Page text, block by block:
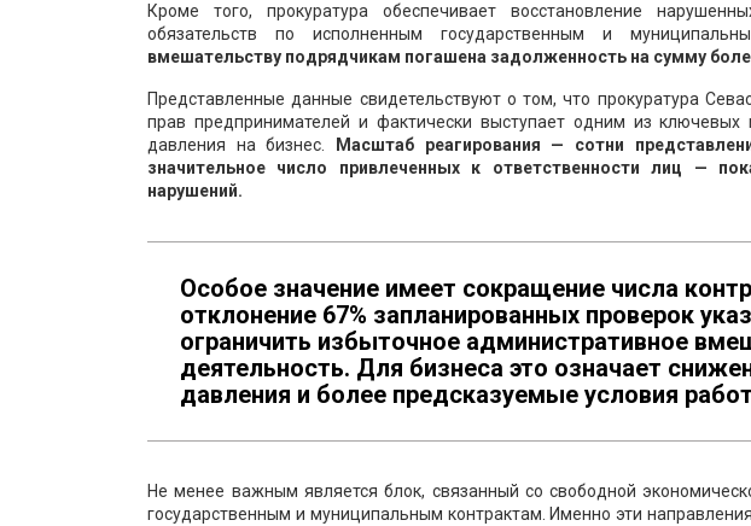
Кроме того, прокуратура обеспечивает восстановление
обязательств по исполненным государственным и
вмешательству подрядчикам погашена задолженность на сумму
Представленные данные свидетельствуют о том, что прокуратура
прав предпринимателей и фактически выступает одним из ключевых
давления на бизнес.
Масштаб реагирования — сотни
значительное число привлеченных к ответственности лиц —
нарушений.
Особое значение имеет сокращение числа
отклонение 67% запланированных проверок
ограничить избыточное административное
деятельность. Для бизнеса это означает
давления и более предсказуемые условия
Не менее важным является блок, связанный со свободной
государственным и муниципальным контрактам. Именно эти